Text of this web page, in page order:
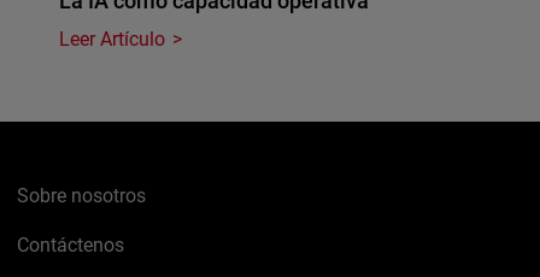
Leer Artículo
Sobre nosotros
Contáctenos